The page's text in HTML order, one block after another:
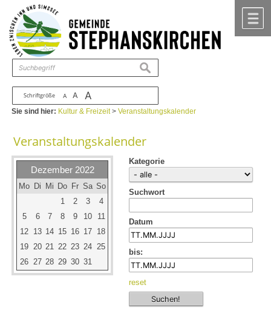
Zum Inhalt ,zur Navigation
Schriftgröße A A A
suchen
Sie sind hier: Kultur & Freizeit>Veranstaltungskalender
Veranstaltungskalender
Dezember 2022
Mo Di Mi Do Fr Sa So
1
2 3
4
5
6 7 8 9 10
11
12 13 14 15 16 17 18
19 20 21 22 23 24 25
26 27 28 29 30 31
Kategorie
Suchwort
Datum
bis:
reset